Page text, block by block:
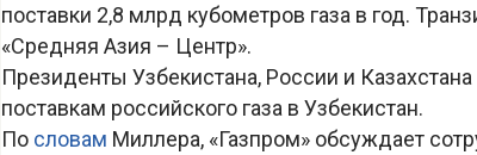
поставки 2,8 млрд кубометров газа в год.
«Средняя Азия – Центр».
Президенты Узбекистана, России и Казахстана
поставкам российского газа в Узбекистан.
По словам Миллера, «Газпром» обсуждает